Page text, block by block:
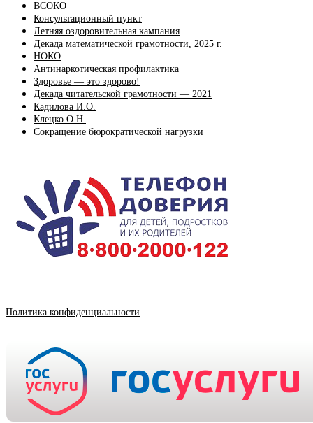
ВСОКО
Консультационный пункт
Летняя оздоровительная кампания
Декада математической грамотности, 2025 г.
НОКО
Антинаркотическая профилактика
Здоровье — это здорово!
Декада читательской грамотности — 2021
Кадилова И.О.
Клецко О.Н.
Сокращение бюрократической нагрузки
Политика конфиденциальности